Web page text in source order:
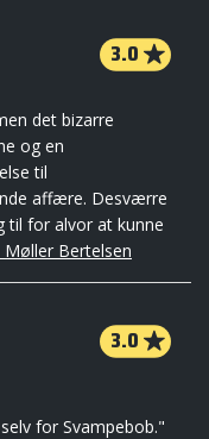
3.0
det bizarre
og en
til
affære. Desværre
til for alvor at kunne
Bertelsen
3.0
for Svampebob."